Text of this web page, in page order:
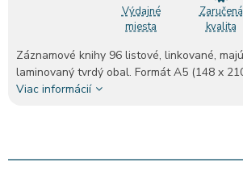
Výdajné
miesta
Zaručená
kvalita
Záznamové knihy 96 listové, linkované,
laminovaný tvrdý obal. Formát A5 (148 x
Viac informácií